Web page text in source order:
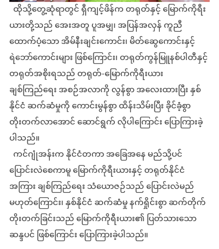
ထိုသို့တွေ့ဆုံရာတွင် ရှီကျင့်ဖိန်က တရုတ်နှင့် မြောက်ကိုရီး
ယားတို့သည် အေးအတူ ပူအမျှ၊ အပြန်အလှန် ကူညီ
ထောက်ပံ့သော အိမ်နီးချင်းကောင်း၊ မိတ်ဆွေကောင်းနှင့်
ရဲဘော်ကောင်းများ ဖြစ်ကြောင်း၊ တရုတ်ကွန်မြူနစ်ပါတီနှင့်
တရုတ်အစိုးရသည် တရုတ်-မြောက်ကိုရီးယား
ချစ်ကြည်ရေး အစဉ်အလာကို လွန်စွာ အလေးထားပြီး နှစ်
နိုင်ငံ ဆက်ဆံမှုကို ကောင်းမွန်စွာ ထိန်းသိမ်းပြီး ခိုင်ခံ့စွာ
တိုးတက်လာအောင် ဆောင်ရွက် လိုပါကြောင်း ပြောကြားခဲ့
ပါသည်။
ကင်ဂျုံအန်းက နိုင်ငံတကာ အခြေအနေ မည်သို့ပင်
ပြောင်းလဲစေကာမူ မြောက်ကိုရီးယားနှင့် တရုတ်နိုင်ငံ
အကြား ချစ်ကြည်ရေး သံယောဇဉ်သည် ပြောင်းလဲမည်
မဟုတ်ကြောင်း၊ နှစ်နိုင်ငံ ဆက်ဆံမှု နက်ရှိုင်းစွာ ဆက်တိုက်
တိုးတက်ခြင်းသည် မြောက်ကိုရီးယား၏ ပြတ်သားသော
ဆန္ဒပင် ဖြစ်ကြောင်း ပြောကြားခဲ့ပါသည်။